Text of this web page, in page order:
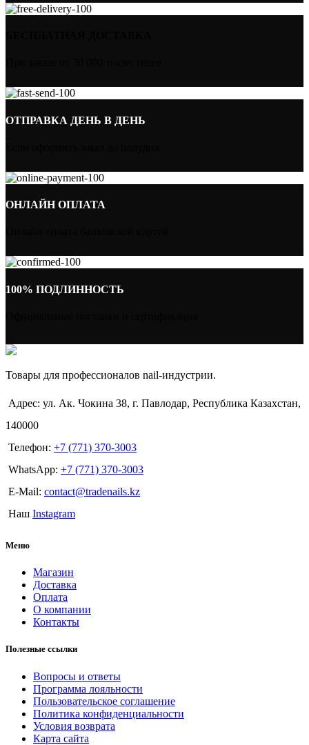
ОТПРАВКА ДЕНЬ В ДЕНЬ
ОНЛАЙН ОПЛАТА
100% ПОДЛИННОСТЬ
Товары для профессионалов nail-индустрии.
Адрес: ул. Ак. Чокина 38, г. Павлодар, Республика Казахстан,
140000
Телефон: +7 (771) 370-3003
WhatsApp: +7 (771) 370-3003
E-Mail: contact@tradenails.kz
Наш Instagram
Меню
Магазин
Доставка
Оплата
О компании
Контакты
Полезные ссылки
Вопросы и ответы
Программа лояльности
Пользовательское соглашение
Политика конфиденциальности
Условия возврата
Карта сайта